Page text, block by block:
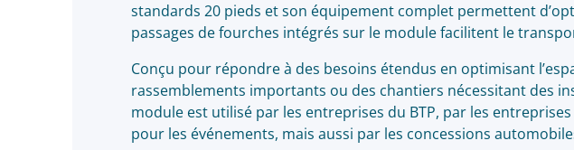
standards 20 pieds et son équipement complet permettent
passages de fourches intégrés sur le module facilitent le
Conçu pour répondre à des besoins étendus en optimisant
rassemblements importants ou des chantiers nécessitant des
module est utilisé par les entreprises du BTP, par les
pour les événements, mais aussi par les concessions